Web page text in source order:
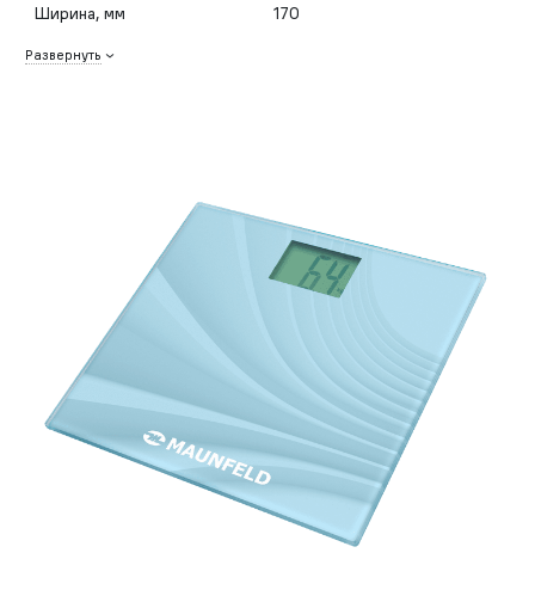
Ширина, мм
170
Развернуть